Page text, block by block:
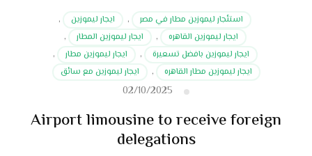
استئجار ليموزين مطار في مصر , ايجار ليموزين
,
ايجار ليموزين القاهره
, ايجار ليموزين المطار
,
ايجار ليموزين بافضل تسعيرة
, ايجار ليموزين مطار
,
ايجار ليموزين مطار القاهره
, ايجار ليموزين مع سائق
02/10/2025
Airport limousine to receive foreign
delegations